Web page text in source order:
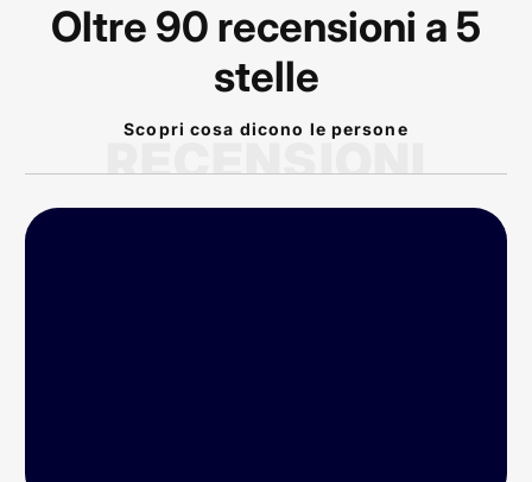
Oltre 90 recensioni a 5
stelle
Scopri cosa dicono le persone
RECENSIONI